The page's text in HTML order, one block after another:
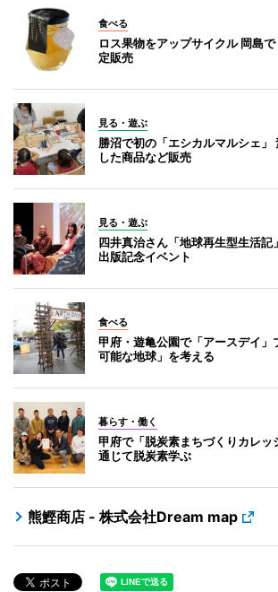
食べる
ロス果物をアップサイクル 岡島
定販売
見る・遊ぶ
勝沼で初の「エシカルマルシェ」
した商品など販売
見る・遊ぶ
四井真治さん「地球再生型生活記
出版記念イベント
食べる
甲府・遊亀公園で「アースデイ」
可能な地球」を考える
暮らす・働く
甲府で「脱炭素まちづくりカレッ
通じて脱炭素学ぶ
熊鰹商店 - 株式会社Dream map